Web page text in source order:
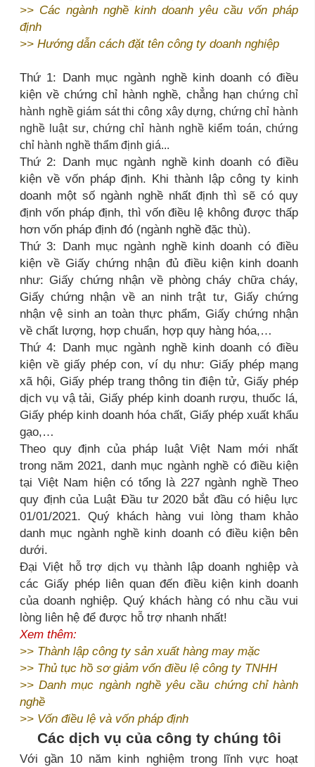
>> Các ngành nghề kinh doanh yêu cầu vốn pháp
định
>> Hướng dẫn cách đặt tên công ty doanh nghiệp
Thứ 1: Danh mục ngành nghề kinh doanh có điều
kiện về chứng chỉ hành nghề, chẳng hạn chứng chỉ
hành nghề giám sát thi công xây dựng, chứng chỉ hành
nghề luật sư, chứng chỉ hành nghề kiểm toán, chứng
chỉ hành nghề thẩm định giá...
Thứ 2: Danh mục ngành nghề kinh doanh có điều
kiện về vốn pháp định. Khi thành lập công ty kinh
doanh một số ngành nghề nhất định thì sẽ có quy
định vốn pháp định, thì vốn điều lệ không được thấp
hơn vốn pháp định đó (ngành nghề đặc thù).
Thứ 3: Danh mục ngành nghề kinh doanh có điều
kiện về Giấy chứng nhận đủ điều kiện kinh doanh
như: Giấy chứng nhận về phòng cháy chữa cháy,
Giấy chứng nhận về an ninh trật tư, Giấy chứng
nhận vệ sinh an toàn thực phẩm, Giấy chứng nhận
về chất lượng, hợp chuẩn, hợp quy hàng hóa,…
Thứ 4: Danh mục ngành nghề kinh doanh có điều
kiện về giấy phép con, ví dụ như: Giấy phép mạng
xã hội, Giấy phép trang thông tin điện tử, Giấy phép
dịch vụ vậ tải, Giấy phép kinh doanh rượu, thuốc lá,
Giấy phép kinh doanh hóa chất, Giấy phép xuất khẩu
gạo,…
Theo quy định của pháp luật Việt Nam mới nhất
trong năm 2021, danh mục ngành nghề có điều kiện
tại Việt Nam hiện có tổng là 227 ngành nghề Theo
quy định của Luật Đầu tư 2020 bắt đầu có hiệu lực
01/01/2021. Quý khách hàng vui lòng tham khảo
danh mục ngành nghề kinh doanh có điều kiện bên
dưới.
Đại Việt hỗ trợ dịch vụ thành lập doanh nghiệp và
các Giấy phép liên quan đến điều kiện kinh doanh
của doanh nghiệp. Quý khách hàng có nhu cầu vui
lòng liên hệ để được hỗ trợ nhanh nhất!
Xem thêm:
>> Thành lập công ty sản xuất hàng may mặc
>> Thủ tục hồ sơ giảm vốn điều lệ công ty TNHH
>>Danh mục ngành nghề yêu cầu chứng chỉ hành
nghề
>> Vốn điều lệ và vốn pháp định
Các dịch vụ của công ty chúng tôi
Với gần 10 năm kinh nghiệm trong lĩnh vực hoạt